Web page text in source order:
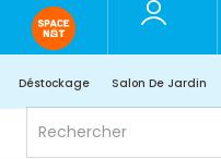
Déstockage Salon De Jardin